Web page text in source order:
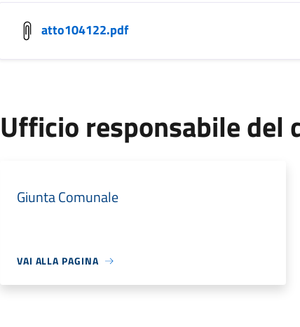
atto104122.pdf
Ufficio responsabile del
Giunta Comunale
VAI ALLA PAGINA